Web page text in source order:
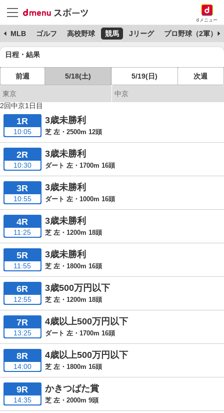
dメニュー
MLB ゴルフ 高校野球 競馬 Jリーグ プロ野球（2軍）
日程・結果
前週 5/18(土) 5/19(日) 次週
東京
中京
2回中京1日目
1R
10:05
3歳未勝利
芝 左・2500m 12頭
2R
10:30
3歳未勝利
ダート 左・1700m 16頭
3R
10:55
3歳未勝利
ダート 左・1000m 16頭
4R
11:25
3歳未勝利
芝 左・1200m 18頭
5R
11:55
3歳未勝利
芝 左・1800m 16頭
6R
12:55
3歳500万円以下
芝 左・1200m 18頭
7R
13:25
4歳以上500万円以下
ダート 左・1700m 16頭
8R
14:00
4歳以上500万円以下
芝 左・1800m 16頭
9R
14:35
かきつばた賞
芝 左・2000m 9頭